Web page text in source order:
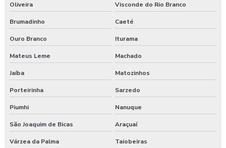
Pgr rural
Pgr segurança do trabalho esocial
Pgr segurança do trabalho nr
Pgr segurança do trabalho nr 01
Pgr segurança do trabalho valor
Pgrtr nr 31
Oliveira Visconde do Rio Branco
Brumadinho Caeté
Ouro Branco Iturama
Mateus Leme Machado
Jaíba Matozinhos
Porteirinha Sarzedo
Piumhi Nanuque
São Joaquim de Bicas Araçuaí
Várzea da Palma Taiobeiras